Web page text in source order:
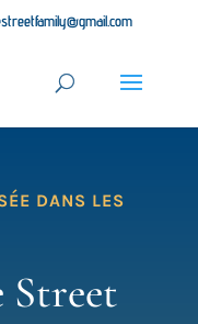
DANS LES
Street